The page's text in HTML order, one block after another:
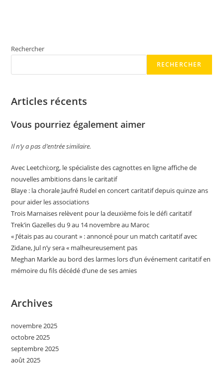
Rechercher
RECHERCHER
Articles récents
Vous pourriez également aimer
Il n’y a pas d’entrée similaire.
Avec Leetchi:org, le spécialiste des cagnottes en ligne affiche de
nouvelles ambitions dans le caritatif
Blaye : la chorale Jaufré Rudel en concert caritatif depuis quinze ans
pour aider les associations
Trois Marnaises relèvent pour la deuxième fois le défi caritatif
Trek’in Gazelles du 9 au 14 novembre au Maroc
« J’étais pas au courant » : annoncé pour un match caritatif avec
Zidane, Jul n’y sera « malheureusement pas
Meghan Markle au bord des larmes lors d’un événement caritatif en
mémoire du fils décédé d’une de ses amies
Archives
novembre 2025
octobre 2025
septembre 2025
août 2025